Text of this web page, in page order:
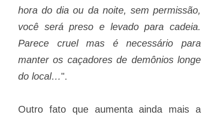
hora do dia ou da noite, sem permissão,
você será preso e levado para cadeia.
Parece cruel mas é necessário para
manter os caçadores de demônios longe
do local…".
Outro fato que aumenta ainda mais a